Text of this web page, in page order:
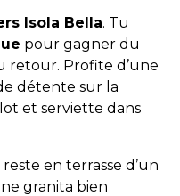
Isola Bella. Tu
pour gagner du
retour. Profite d’une
détente sur la
et serviette dans
en terrasse d’un
granita bien